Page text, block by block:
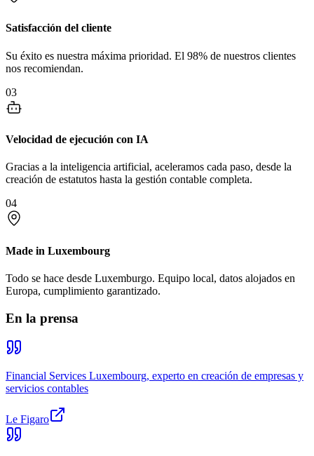
Satisfacción del cliente
Su éxito es nuestra máxima prioridad. El 98% de nuestros clientes
nos recomiendan.
03
Velocidad de ejecución con IA
Gracias a la inteligencia artificial, aceleramos cada paso, desde la
creación de estatutos hasta la gestión contable completa.
04
Made in Luxembourg
Todo se hace desde Luxemburgo. Equipo local, datos alojados en
Europa, cumplimiento garantizado.
En la prensa
Financial Services Luxembourg, experto en creación de empresas y
servicios contables
Le Figaro